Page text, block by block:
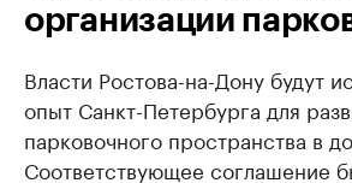
организации
Власти Ростова-на-Дону будут
опыт Санкт-Петербурга для
парковочного пространства в
Соответствующее соглашение